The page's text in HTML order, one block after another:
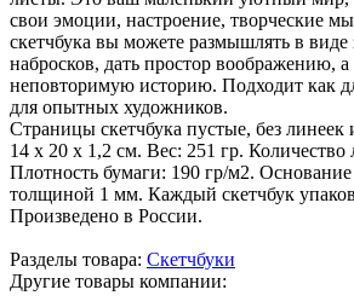
свои эмоции, настроение, творческие
скетчбука вы можете размышлять в виде
набросков, дать простор воображению, а
неповторимую историю. Подходит как
для опытных художников.
Страницы скетчбука пустые, без линеек
14 х 20 х 1,2 см. Вес: 251 гр. Количество
Плотность бумаги: 190 гр/м2. Основание
толщиной 1 мм. Каждый скетчбук
Произведено в России.
Разделы товара: Скетчбуки
Другие товары компании: